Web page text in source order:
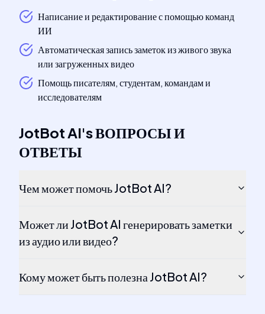
Написание и редактирование с помощью команд
ИИ
Автоматическая запись заметок из живого звука
или загруженных видео
Помощь писателям, студентам, командам и
исследователям
JotBot AI'sВОПРОСЫ И
ОТВЕТЫ
Чем может помочь JotBot AI?
Может ли JotBot AI генерировать заметки
из аудио или видео?
Кому может быть полезна JotBot AI?